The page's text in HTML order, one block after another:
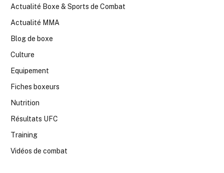
Actualité Boxe & Sports de Combat
Actualité MMA
Blog de boxe
Culture
Equipement
Fiches boxeurs
Nutrition
Résultats UFC
Training
Vidéos de combat